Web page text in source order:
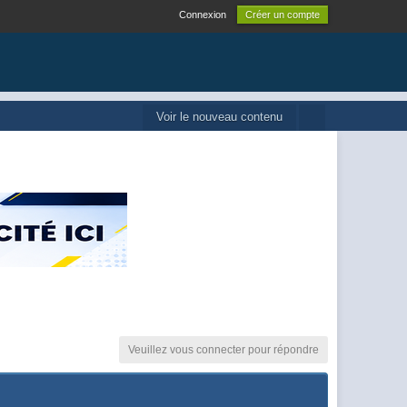
Connexion Créer un compte
Voir le nouveau contenu
Veuillez vous connecter pour répondre